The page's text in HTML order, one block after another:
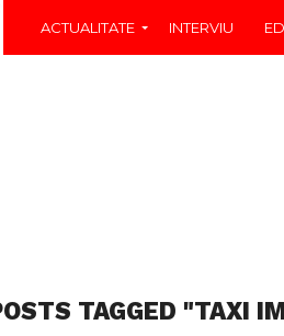
ACTUALITATE INTERVIU
TAGGED "TAXI